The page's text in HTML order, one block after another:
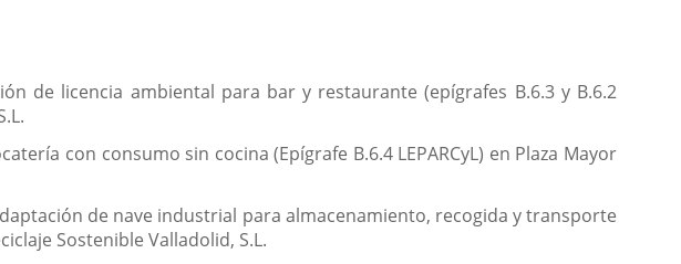
de licencia ambiental para bar y restaurante (epígrafes B.6.3 y B.6.2
con consumo sin cocina (Epígrafe B.6.4 LEPARCyL) en Plaza Mayor
de nave industrial para almacenamiento, recogida y transporte
Sostenible Valladolid, S.L.